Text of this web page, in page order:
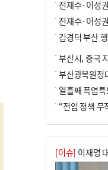
부산시, 중국
부산광복원정
[이슈] 이재명